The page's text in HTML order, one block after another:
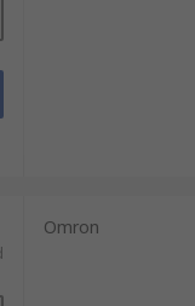
Omron